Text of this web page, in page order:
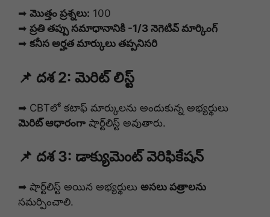
➡ మొత్తం ప్రశ్నలు: 100
➡ ప్రతి తప్పు సమాధానానికి -1/3 నెగెటివ్ మార్కింగ్
➡ కనీస అర్హత మార్కులు తప్పనిసరి
📌 దశ 2: మెరిట్ లిస్ట్
➡ CBTలో కటాఫ్ మార్కులను అందుకున్న అభ్యర్థులు
మెరిట్ ఆధారంగా షార్ట్‌లిస్ట్ అవుతారు.
📌 దశ 3: డాక్యుమెంట్ వెరిఫికేషన్
➡ షార్ట్‌లిస్ట్ అయిన అభ్యర్థులు అసలు పత్రాలను
సమర్పించాలి.